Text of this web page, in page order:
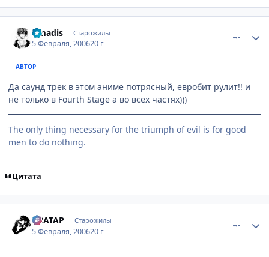
Amadis Старожилы
5 Февраля, 200620 г
АВТОР
Да саунд трек в этом аниме потрясный, евробит рулит!! и
не только в Fourth Stage а во всех частях)))
The only thing necessary for the triumph of evil is for good
men to do nothing.
Цитата
ABATAP Старожилы
5 Февраля, 200620 г